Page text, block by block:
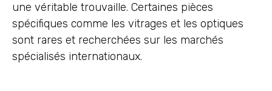
une véritable trouvaille. Certaines pièces
spécifiques comme les vitrages et les optiques
sont rares et recherchées sur les marchés
spécialisés internationaux.